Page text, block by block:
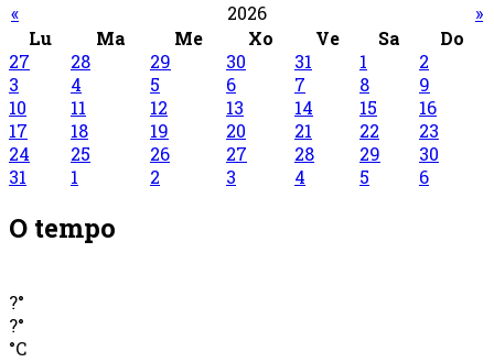
« 2026
»
Lu
Ma Me Xo Ve Sa
Do
27
28 29 30 31 1
2
3
4 5 6 7 8
9
10
11 12 13 14 15
16
17
18 19 20 21 22
23
24
25 26 27 28 29
30
31
1 2 3 4 5 6
O tempo
?°
?°
°C